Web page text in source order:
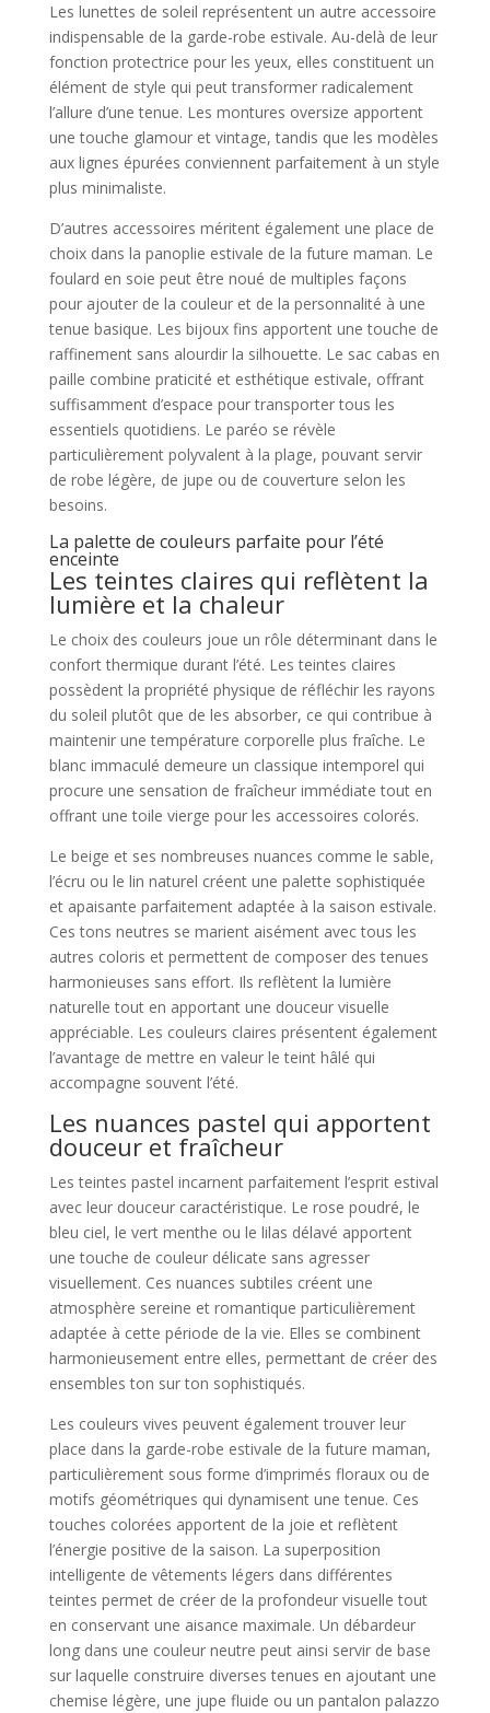
Les lunettes de soleil représentent un autre accessoire
indispensable de la garde-robe estivale. Au-delà de leur
fonction protectrice pour les yeux, elles constituent un
élément de style qui peut transformer radicalement
l’allure d’une tenue. Les montures oversize apportent
une touche glamour et vintage, tandis que les modèles
aux lignes épurées conviennent parfaitement à un style
plus minimaliste.
D’autres accessoires méritent également une place de
choix dans la panoplie estivale de la future maman. Le
foulard en soie peut être noué de multiples façons
pour ajouter de la couleur et de la personnalité à une
tenue basique. Les bijoux fins apportent une touche de
raffinement sans alourdir la silhouette. Le sac cabas en
paille combine praticité et esthétique estivale, offrant
suffisamment d’espace pour transporter tous les
essentiels quotidiens. Le paréo se révèle
particulièrement polyvalent à la plage, pouvant servir
de robe légère, de jupe ou de couverture selon les
besoins.
La palette de couleurs parfaite pour l’été
enceinte
Les teintes claires qui reflètent la
lumière et la chaleur
Le choix des couleurs joue un rôle déterminant dans le
confort thermique durant l’été. Les teintes claires
possèdent la propriété physique de réfléchir les rayons
du soleil plutôt que de les absorber, ce qui contribue à
maintenir une température corporelle plus fraîche. Le
blanc immaculé demeure un classique intemporel qui
procure une sensation de fraîcheur immédiate tout en
offrant une toile vierge pour les accessoires colorés.
Le beige et ses nombreuses nuances comme le sable,
l’écru ou le lin naturel créent une palette sophistiquée
et apaisante parfaitement adaptée à la saison estivale.
Ces tons neutres se marient aisément avec tous les
autres coloris et permettent de composer des tenues
harmonieuses sans effort. Ils reflètent la lumière
naturelle tout en apportant une douceur visuelle
appréciable. Les couleurs claires présentent également
l’avantage de mettre en valeur le teint hâlé qui
accompagne souvent l’été.
Les nuances pastel qui apportent
douceur et fraîcheur
Les teintes pastel incarnent parfaitement l’esprit estival
avec leur douceur caractéristique. Le rose poudré, le
bleu ciel, le vert menthe ou le lilas délavé apportent
une touche de couleur délicate sans agresser
visuellement. Ces nuances subtiles créent une
atmosphère sereine et romantique particulièrement
adaptée à cette période de la vie. Elles se combinent
harmonieusement entre elles, permettant de créer des
ensembles ton sur ton sophistiqués.
Les couleurs vives peuvent également trouver leur
place dans la garde-robe estivale de la future maman,
particulièrement sous forme d’imprimés floraux ou de
motifs géométriques qui dynamisent une tenue. Ces
touches colorées apportent de la joie et reflètent
l’énergie positive de la saison. La superposition
intelligente de vêtements légers dans différentes
teintes permet de créer de la profondeur visuelle tout
en conservant une aisance maximale. Un débardeur
long dans une couleur neutre peut ainsi servir de base
sur laquelle construire diverses tenues en ajoutant une
chemise légère, une jupe fluide ou un pantalon palazzo